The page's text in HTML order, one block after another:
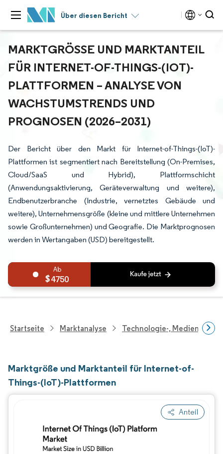
Über diesen Bericht
MARKTGRÖSSE UND MARKTANTEIL F
ÜR INTERNET-OF-THINGS-(IOT)-P
LATTFORMEN – ANALYSE VON W
ACHSTUMSTRENDS UND P
ROGNOSEN (2026–2031)
Der Bericht über den Markt für Internet-of-Things-(IoT)-
Plattformen ist segmentiert nach Bereitstellung (On-Premises,
Cloud/SaaS und Hybrid), Plattformschicht
(Anwendungsaktivierung, Geräteverwaltung und weitere),
Endbenutzerbranche (Industrie, vernetztes Gebäude und
weitere), Unternehmensgröße (kleine und mittlere Unternehmen
sowie Großunternehmen) und Geografie. Die Marktprognosen
werden in Wertangaben (USD) bereitgestellt.
4750
Startseite Marktanalyse Technologie-, Medien- Und
Marktgröße und Marktanteil für Internet-of-
Things-(IoT)-Plattformen
Anteil